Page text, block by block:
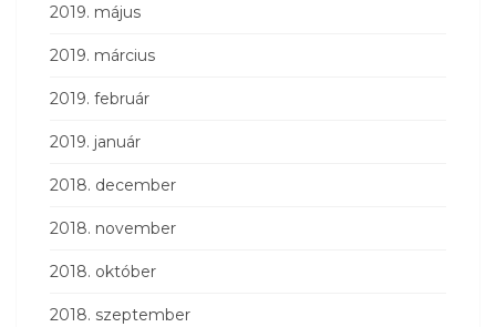
2019. május
2019. március
2019. február
2019. január
2018. december
2018. november
2018. október
2018. szeptember